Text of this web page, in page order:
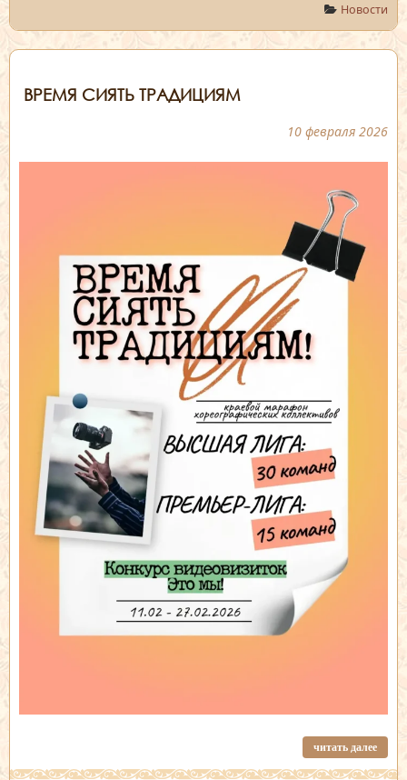
Новости
ВРЕМЯ СИЯТЬ ТРАДИЦИЯМ
10 февраля 2026
читать далее